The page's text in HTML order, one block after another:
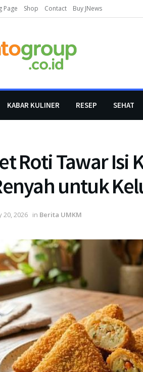
Page Shop Contact Buy JNews
KABAR KULINER RESEP SEHAT
Roti Tawar Isi
untuk
20, 2026 in Berita UMKM